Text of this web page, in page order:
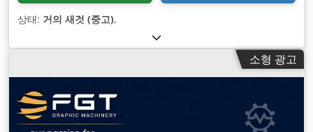
상태: 거의 새것 (중고),
소형 광고